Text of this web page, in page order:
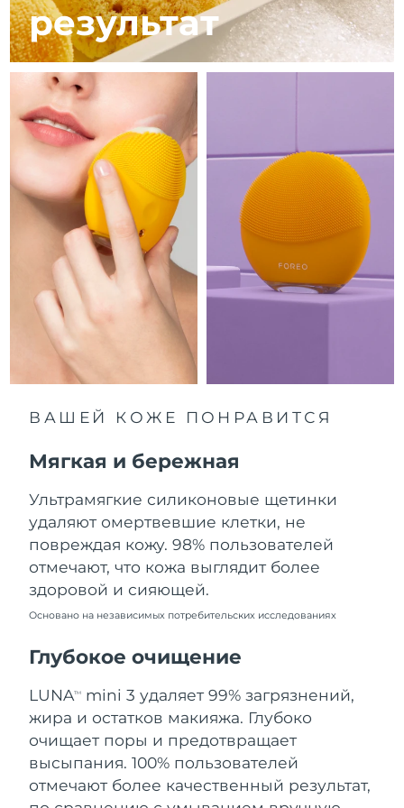
результат
ВАШЕЙ КОЖЕ ПОНРАВИТСЯ
Мягкая и бережная
Ультрамягкие силиконовые щетинки
удаляют омертвевшие клетки, не
повреждая кожу. 98% пользователей
отмечают, что кожа выглядит более
здоровой и сияющей.
Основано на независимых потребительских исследованиях
Глубокое очищение
LUNATM
mini 3 удаляет 99% загрязнений,
жира и остатков макияжа. Глубоко
очищает поры и предотвращает
высыпания. 100% пользователей
отмечают более качественный результат,
Израиль
Ожидаемая дата доставки
Италия
Япония
Ожидаемая дата доставки
8/13/26
Джерси
Ожидаемая дата доставки
8/15/26
Казахстан
Ожидаемая дата доставки
8/12/26
Кувейт
Латвия
Ливан
Ожидаемая дата доставки
Ожидаемая дата доставки
Люксембург
Ожидаемая дата доставки
8/10/26
Макао (САР)
Мальта
Ожидаемая дата доставки
8/10/26
Мексика
Ожидаемая дата доставки
Ожидаемая дата доставки